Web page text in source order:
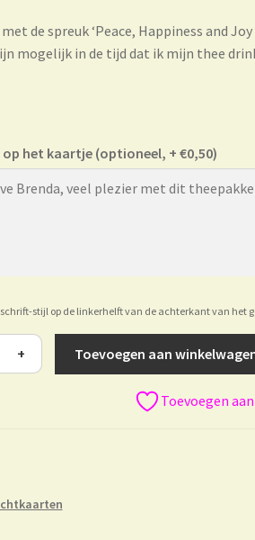
de spreuk ‘Peace, Happiness and
mogelijk in de tijd dat ik mijn thee
het kaartje (optioneel, + €0,50)
stijl op de linkerhelft van de achterkant van het
+ Toevoegen aan
Toevoegen